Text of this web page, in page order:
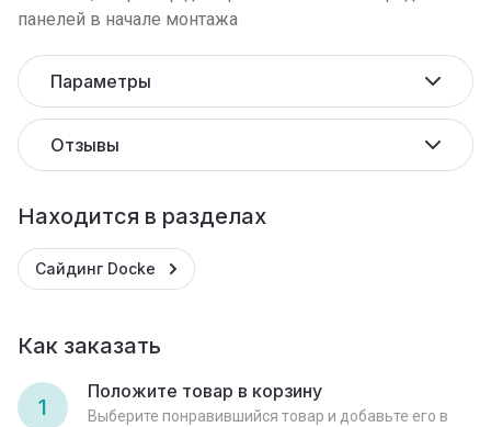
панелей в начале монтажа
Параметры
Отзывы
Находится в разделах
Сайдинг Docke
Как заказать
1
Положите товар в корзину
Выберите понравившийся товар и добавьте его в